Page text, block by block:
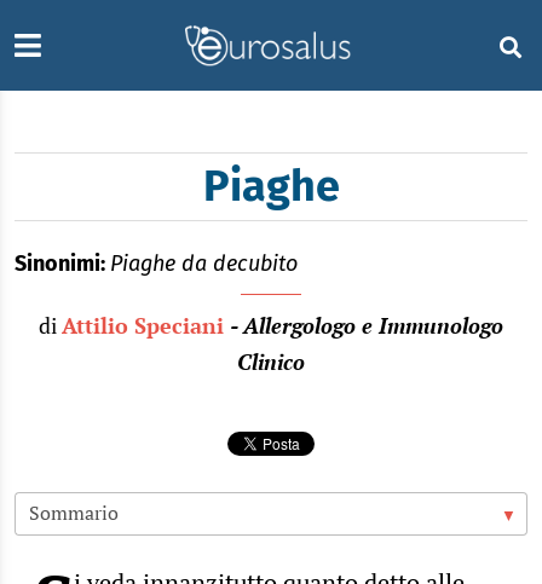
Piaghe
Sinonimi: Piaghe da decubito
diAttilio Speciani - Allergologo e Immunologo
Clinico